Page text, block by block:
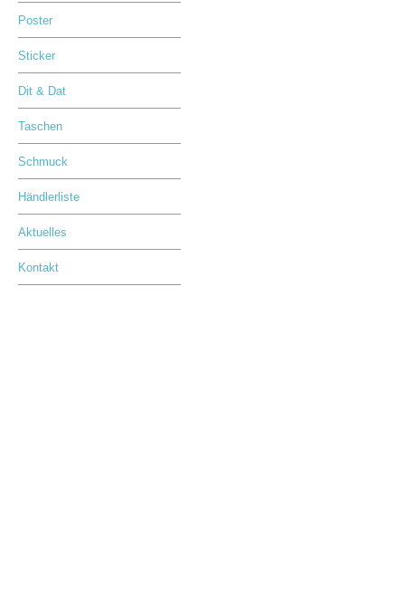
Poster
Sticker
Dit & Dat
Taschen
Schmuck
Händlerliste
Aktuelles
Kontakt